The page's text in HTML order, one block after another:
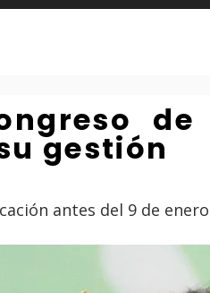
gestión
antes del 9 de